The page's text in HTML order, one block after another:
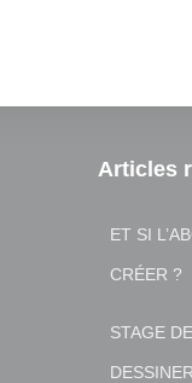
Articles
ET SI
CRÉER ?
STAGE